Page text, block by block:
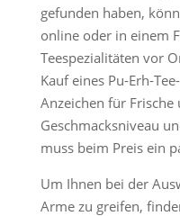
gefunden haben,
online oder in einem
Teespezialitäten vor
Kauf eines Pu-Erh-
Anzeichen für
Geschmacksniveau
muss beim Preis ein
Um Ihnen bei der
Arme zu greifen,